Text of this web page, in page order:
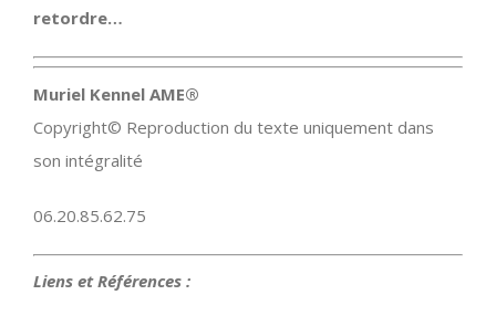
retordre…
Muriel Kennel AME®
Copyright© Reproduction du texte uniquement dans
son intégralité
06.20.85.62.75
Liens et Références :